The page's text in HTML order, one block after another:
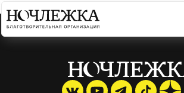
Элемент не найден!